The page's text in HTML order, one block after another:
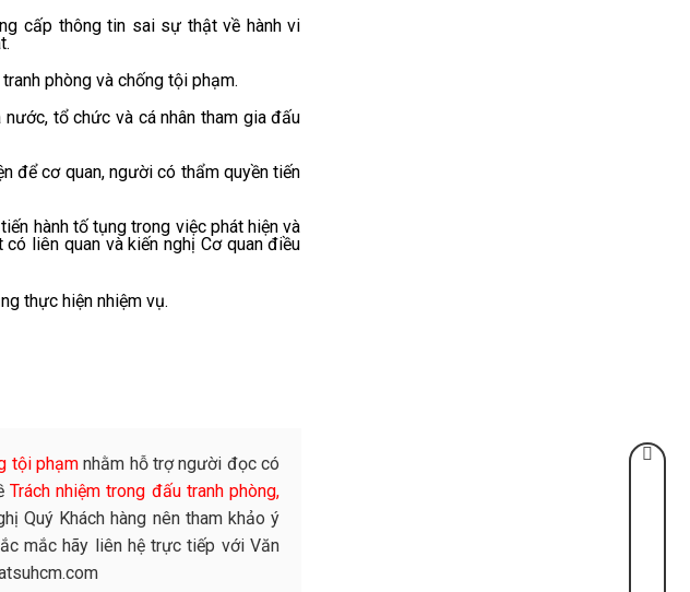
cấp thông tin sai sự thật về hành vi
phòng và chống tội phạm.
tổ chức và cá nhân tham gia đấu
để cơ quan, người có thẩm quyền tiến
hành tố tụng trong việc phát hiện và
liên quan và kiến nghị Cơ quan điều
thực hiện nhiệm vụ.
tội phạmnhằm hỗ trợ người đọc có
Trách nhiệm trong đấu tranh phòng,
Quý Khách hàng nên tham khảo ý
mắc hãy liên hệ trực tiếp với Văn